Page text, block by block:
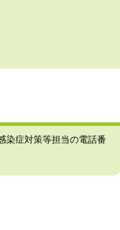
染症対策等担当の電話番